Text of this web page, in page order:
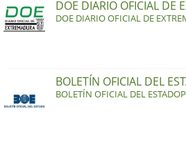
DOE DIARIO OFICIAL DE
DOE DIARIO OFICIAL DE
BOLETÍN OFICIAL DEL
BOLETÍN OFICIAL DEL